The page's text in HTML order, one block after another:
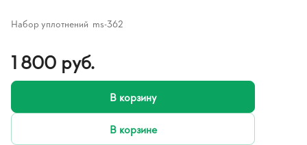
Набор уплотнений ms-362
1 800 руб.
В корзину
В корзине